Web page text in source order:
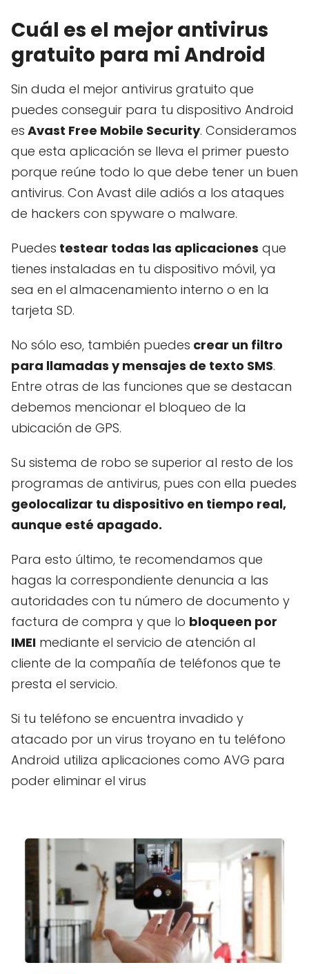
Cuál es el mejor antivirus
gratuito para mi Android
Sin duda el mejor antivirus gratuito que
puedes conseguir para tu dispositivo Android
es Avast Free Mobile Security. Consideramos
que esta aplicación se lleva el primer puesto
porque reúne todo lo que debe tener un buen
antivirus. Con Avast dile adiós a los ataques
de hackers con spyware o malware.
Puedes testear todas las aplicaciones que
tienes instaladas en tu dispositivo móvil, ya
sea en el almacenamiento interno o en la
tarjeta SD.
No sólo eso, también puedes crear un filtro
para llamadas y mensajes de texto SMS.
Entre otras de las funciones que se destacan
debemos mencionar el bloqueo de la
ubicación de GPS.
Su sistema de robo se superior al resto de los
programas de antivirus, pues con ella puedes
geolocalizar tu dispositivo en tiempo real,
aunque esté apagado.
Para esto último, te recomendamos que
hagas la correspondiente denuncia a las
autoridades con tu número de documento y
factura de compra y que lo bloqueen por
IMEI mediante el servicio de atención al
cliente de la compañía de teléfonos que te
presta el servicio.
Si tu teléfono se encuentra invadido y
atacado por un virus troyano en tu teléfono
Android utiliza aplicaciones como AVG para
poder eliminar el virus